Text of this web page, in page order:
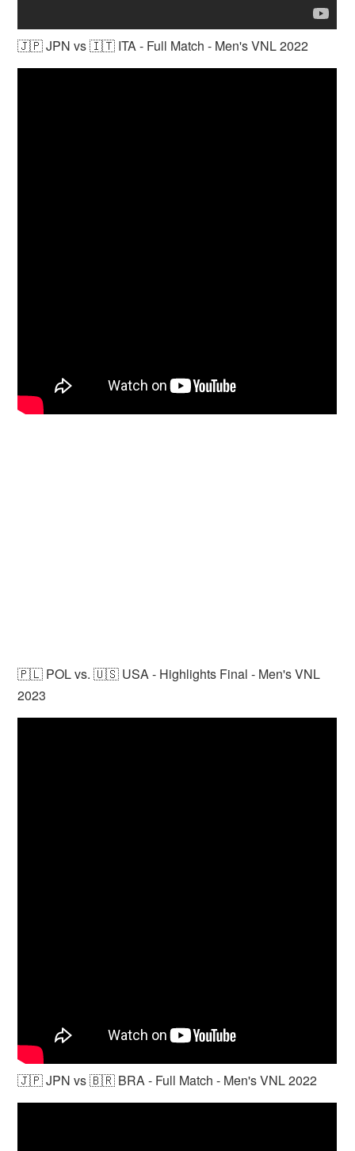
🇯🇵 JPN vs 🇮🇹 ITA - Full Match - Men's VNL 2022
🇵🇱 POL vs. 🇺🇸 USA - Highlights Final - Men's VNL
2023
🇯🇵 JPN vs 🇧🇷 BRA - Full Match - Men's VNL 2022